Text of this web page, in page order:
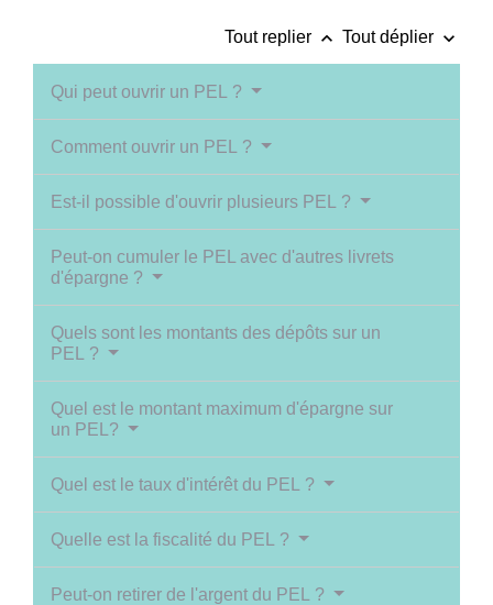
Tout replier keyboard_arrow_up Tout déplier keyboard_arrow_down
Qui peut ouvrir un PEL ?
Comment ouvrir un PEL ?
Est-il possible d'ouvrir plusieurs PEL ?
Peut-on cumuler le PEL avec d'autres livrets
d'épargne ?
Quels sont les montants des dépôts sur un
PEL ?
Quel est le montant maximum d'épargne sur
un PEL?
Quel est le taux d'intérêt du PEL ?
Quelle est la fiscalité du PEL ?
Peut-on retirer de l'argent du PEL ?